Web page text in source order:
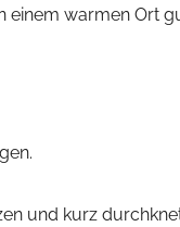
und kurz